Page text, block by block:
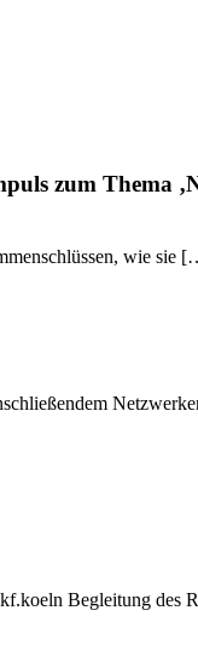
zum Thema
wie sie
Begleitung des